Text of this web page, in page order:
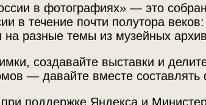
в фотографиях» — это
в течение почти полутора
на разные темы из музейных
создавайте выставки и
— давайте вместе составлять
поддержке Яндекса и
Мерв